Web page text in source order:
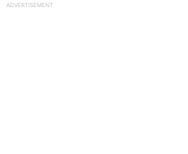
ADVERTISEMENT